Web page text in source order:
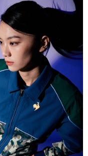
台灣大直營門市／銀行轉
簡稱本公司）所提供，讓
並由商店將買賣／分期付款
繳交帳款。
目的，商店將以您的個人
進項蒐集、處理及利用，
核對及更正。
userRule
結帳。
連結，可透過四大超商／
交易完成。
您需要取消訂單，請聯絡
為有效，需透過AFTEE先享
頁面顯示為準，若有關於
請聯繫「AFTEE先享後付
support/home
先享後付」服務完成之交
將交易相關給付款項請求債